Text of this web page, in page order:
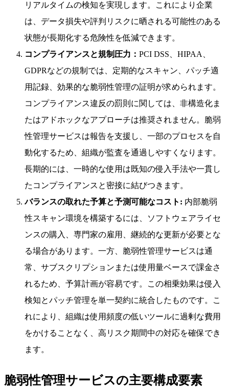
リアルタイムの検知を実現します。これにより企業
は、データ損失や評判リスクに晒される可能性のある
状態が長期化する危険性を低減できます。
コンプライアンスと規制圧力： PCI DSS、HIPAA、
GDPRなどの規制では、定期的なスキャン、パッチ適
用記録、効果的な脆弱性管理の証明が求められます。
コンプライアンス違反の罰則に関しては、非構造化ま
たはアドホックなアプローチは推奨されません。脆弱
性管理サービスは報告を支援し、一部のプロセスを自
動化するため、組織が監査を通過しやすくなります。
長期的には、一時的な使用は既知の侵入手法や一貫し
たコンプライアンスと密接に結びつきます。
バランスの取れた予算と予測可能なコスト: 内部脆弱
性スキャン環境を構築するには、ソフトウェアライセ
ンスの購入、専門家の雇用、継続的な更新が必要とな
る場合があります。一方、脆弱性管理サービスは通
常、サブスクリプションまたは使用量ベースで課金さ
れるため、予算計画が容易です。この相乗効果は侵入
検知とパッチ管理を単一契約に統合したものです。こ
れにより、組織は使用頻度の低いツールに過剰な費用
をかけることなく、高リスク期間中の対応を確保でき
ます。
脆弱性管理サービスの主要構成要素